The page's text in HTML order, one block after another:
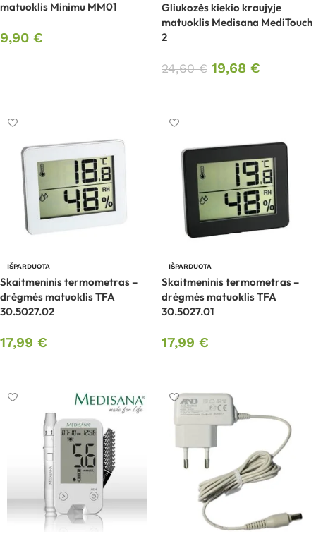
matuoklis Minimu MM01
9,90 €
Gliukozės kiekio kraujyje
matuoklis Medisana MediTouch
2
24,60€ 19,68 €
IŠPARDUOTA
Skaitmeninis termometras –
drėgmės matuoklis TFA
30.5027.02
17,99 €
IŠPARDUOTA
Skaitmeninis termometras –
drėgmės matuoklis TFA
30.5027.01
17,99 €